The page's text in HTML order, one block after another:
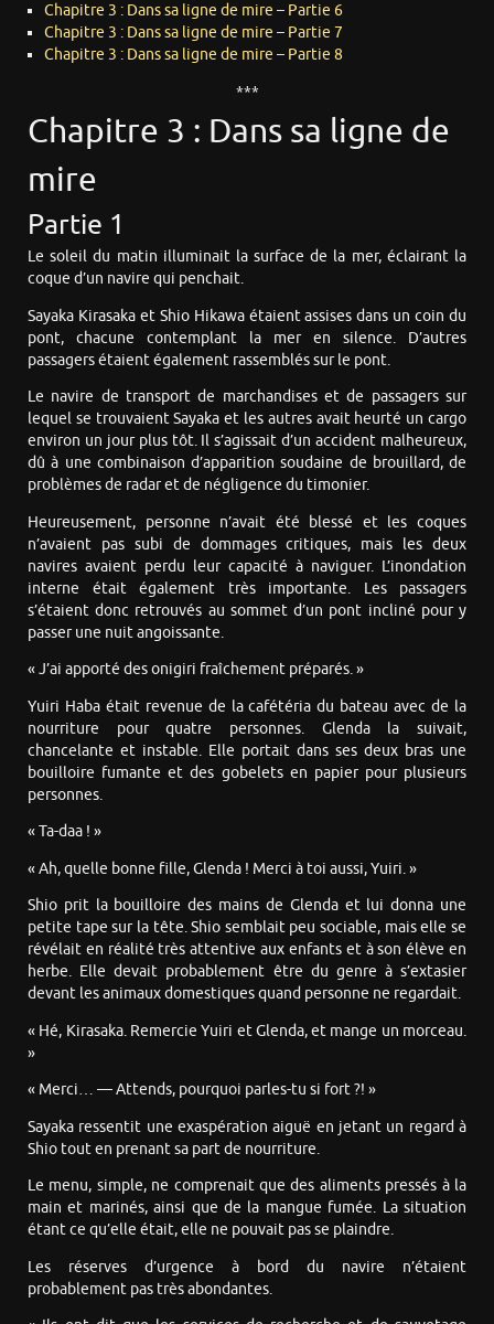
Chapitre 3 : Dans sa ligne de mire – Partie 6
Chapitre 3 : Dans sa ligne de mire – Partie 7
Chapitre 3 : Dans sa ligne de mire – Partie 8
***
Chapitre 3 : Dans sa ligne de
mire
Partie 1
Le soleil du matin illuminait la surface de la mer, éclairant la
coque d’un navire qui penchait.
Sayaka Kirasaka et Shio Hikawa étaient assises dans un coin du
pont, chacune contemplant la mer en silence. D’autres
passagers étaient également rassemblés sur le pont.
Le navire de transport de marchandises et de passagers sur
lequel se trouvaient Sayaka et les autres avait heurté un cargo
environ un jour plus tôt. Il s’agissait d’un accident malheureux,
dû à une combinaison d’apparition soudaine de brouillard, de
problèmes de radar et de négligence du timonier.
Heureusement, personne n’avait été blessé et les coques
n’avaient pas subi de dommages critiques, mais les deux
navires avaient perdu leur capacité à naviguer. L’inondation
interne était également très importante. Les passagers
s’étaient donc retrouvés au sommet d’un pont incliné pour y
passer une nuit angoissante.
« J’ai apporté des onigiri fraîchement préparés. »
Yuiri Haba était revenue de la cafétéria du bateau avec de la
nourriture pour quatre personnes. Glenda la suivait,
chancelante et instable. Elle portait dans ses deux bras une
bouilloire fumante et des gobelets en papier pour plusieurs
personnes.
« Ta-daa ! »
« Ah, quelle bonne fille, Glenda ! Merci à toi aussi, Yuiri. »
Shio prit la bouilloire des mains de Glenda et lui donna une
petite tape sur la tête. Shio semblait peu sociable, mais elle se
révélait en réalité très attentive aux enfants et à son élève en
herbe. Elle devait probablement être du genre à s’extasier
devant les animaux domestiques quand personne ne regardait.
« Hé, Kirasaka. Remercie Yuiri et Glenda, et mange un morceau.
»
« Merci… — Attends, pourquoi parles-tu si fort ?! »
Sayaka ressentit une exaspération aiguë en jetant un regard à
Shio tout en prenant sa part de nourriture.
Le menu, simple, ne comprenait que des aliments pressés à la
main et marinés, ainsi que de la mangue fumée. La situation
étant ce qu’elle était, elle ne pouvait pas se plaindre.
Les réserves d’urgence à bord du navire n’étaient
probablement pas très abondantes.